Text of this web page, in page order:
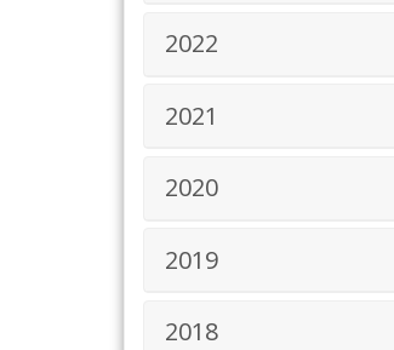
2022
2021
2020
2019
2018